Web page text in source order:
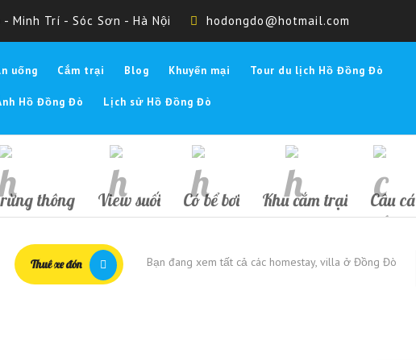
Minh Trí - Sóc Sơn - Hà Nội hodongdo@hotmail.com
uống Cắm trại Blog Khuyến mại Tour du lịch Hồ Đồng Đò
Hồ Đồng Đò Lịch sử Hồ Đồng Đò
thông View suối Có bể bơi Khu cắm trại Câu cá
Thuê xe đón Bạn đang xem tất cả các homestay, villa ở Đồng Đò